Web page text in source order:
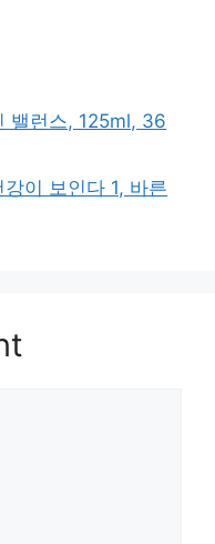
밸런스, 125ml, 36
이 보인다 1, 바른